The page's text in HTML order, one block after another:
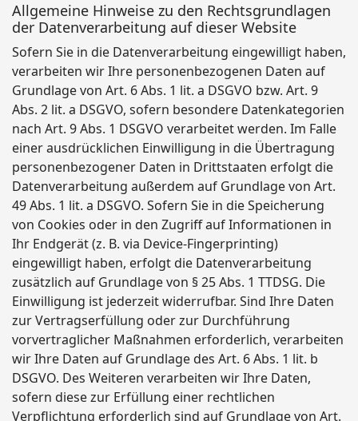
Allgemeine Hinweise zu den Rechtsgrundlagen
der Datenverarbeitung auf dieser Website
Sofern Sie in die Datenverarbeitung eingewilligt haben,
verarbeiten wir Ihre personenbezogenen Daten auf
Grundlage von Art. 6 Abs. 1 lit. a DSGVO bzw. Art. 9
Abs. 2 lit. a DSGVO, sofern besondere Datenkategorien
nach Art. 9 Abs. 1 DSGVO verarbeitet werden. Im Falle
einer ausdrücklichen Einwilligung in die Übertragung
personenbezogener Daten in Drittstaaten erfolgt die
Datenverarbeitung außerdem auf Grundlage von Art.
49 Abs. 1 lit. a DSGVO. Sofern Sie in die Speicherung
von Cookies oder in den Zugriff auf Informationen in
Ihr Endgerät (z. B. via Device-Fingerprinting)
eingewilligt haben, erfolgt die Datenverarbeitung
zusätzlich auf Grundlage von § 25 Abs. 1 TTDSG. Die
Einwilligung ist jederzeit widerrufbar. Sind Ihre Daten
zur Vertragserfüllung oder zur Durchführung
vorvertraglicher Maßnahmen erforderlich, verarbeiten
wir Ihre Daten auf Grundlage des Art. 6 Abs. 1 lit. b
DSGVO. Des Weiteren verarbeiten wir Ihre Daten,
sofern diese zur Erfüllung einer rechtlichen
Verpflichtung erforderlich sind auf Grundlage von Art.